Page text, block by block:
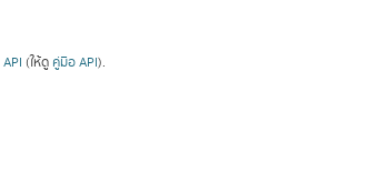
API (ให้ดู คู่มือ API).